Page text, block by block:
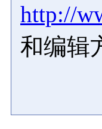
http://
和编辑